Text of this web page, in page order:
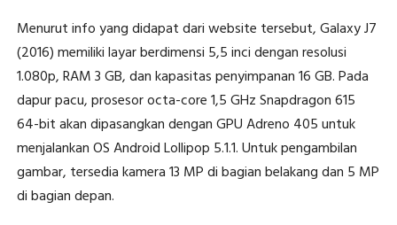
Menurut info yang didapat dari website tersebut, Galaxy J7
(2016) memiliki layar berdimensi 5,5 inci dengan resolusi
1.080p, RAM 3 GB, dan kapasitas penyimpanan 16 GB. Pada
dapur pacu, prosesor octa-core 1,5 GHz Snapdragon 615
64-bit akan dipasangkan dengan GPU Adreno 405 untuk
menjalankan OS Android Lollipop 5.1.1. Untuk pengambilan
gambar, tersedia kamera 13 MP di bagian belakang dan 5 MP
di bagian depan.